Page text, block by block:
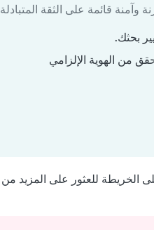
قائمة على الثقة
بحثك.
من الهوية الإلزامي
للعثور على المزيد من